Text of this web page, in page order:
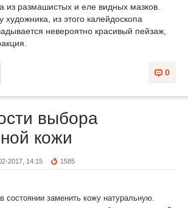
из размашистых и еле видных мазков.
художника, из этого калейдоскопа
невероятно красивый пейзаж,
0
выбора
кожи
2017, 14:15 1585
состоянии заменить кожу натуральную.